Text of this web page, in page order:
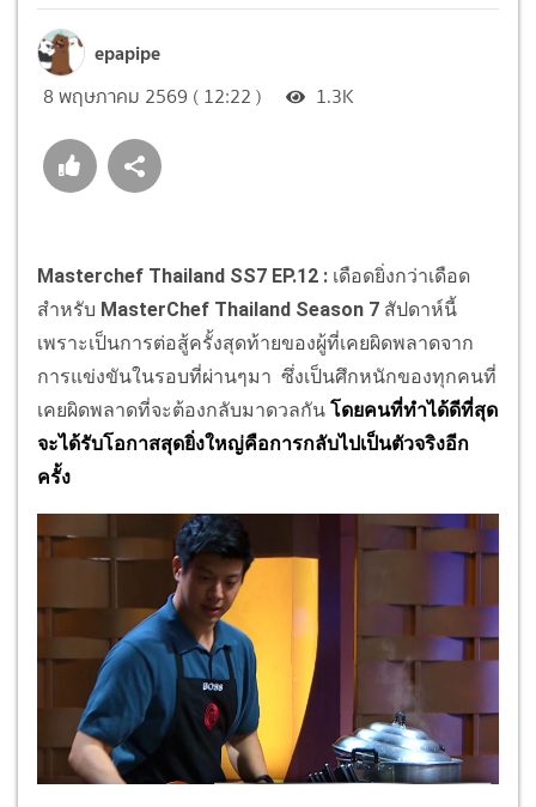
epapipe
8 พฤษภาคม 2569 ( 12:22 ) 1.3K
Masterchef Thailand SS7 EP.12 : เดือดยิ่งกว่าเดือด
สำหรับ MasterChef Thailand Season 7 สัปดาห์นี้
เพราะเป็นการต่อสู้ครั้งสุดท้ายของผู้ที่เคยผิดพลาดจาก
การแข่งขันในรอบที่ผ่านๆมา ซึ่งเป็นศึกหนักของทุกคนที่
เคยผิดพลาดที่จะต้องกลับมาดวลกัน โดยคนที่ทำได้ดีที่สุด
จะได้รับโอกาสสุดยิ่งใหญ่คือการกลับไปเป็นตัวจริงอีก
ครั้ง